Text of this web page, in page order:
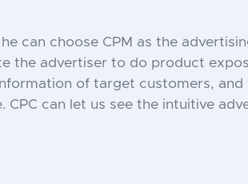
can choose CPM as the
the advertiser to do product
of target customers,
can let us see the intuitive